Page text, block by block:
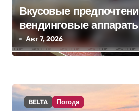
п
о
з
п
Вкусовые
вендинговые
Минобразования об
школьном питании
Авг 7, 2026
BELTA Погода